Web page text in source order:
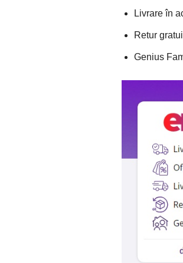
Livrare în
Retur
Genius